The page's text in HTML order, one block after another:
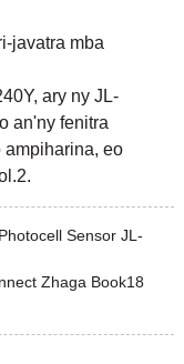
javatra mba
ary ny JL-
an'ny fenitra
ampiharina, eo
Sensor JL-
Zhaga Book18